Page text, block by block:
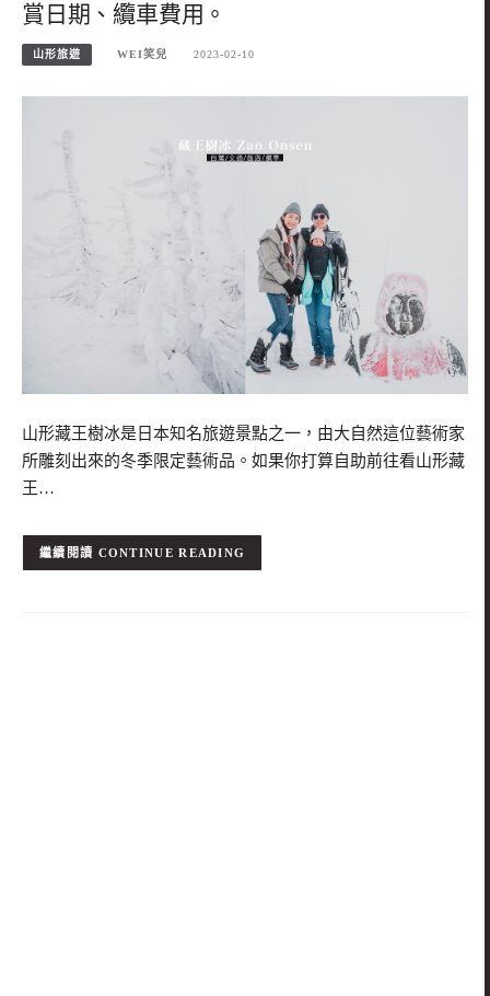
賞日期、纜車費用。
山形旅遊 WEI笑兒 2023-02-10
山形藏王樹冰是日本知名旅遊景點之一，由大自然這位藝術家
所雕刻出來的冬季限定藝術品。如果你打算自助前往看山形藏
王…
CONTINUE READING